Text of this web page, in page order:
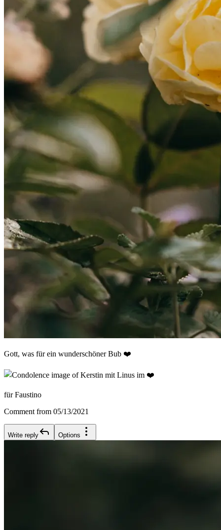
Gott, was für ein wunderschöner Bub ❤️
für Faustino
Comment from 05/13/2021
Write reply Options